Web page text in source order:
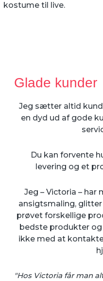
kostume til live.
Glade kunder
Jeg sætter altid
en dyd ud af gode
Du kan forvente
levering og et
Jeg – Victoria – har
ansigtsmaling,
prøvet forskellige
bedste produkter
ikke med at
"Hos Victoria får man